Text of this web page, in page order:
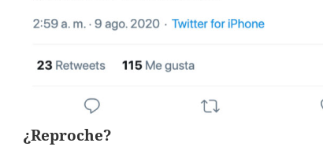
¿Reproche?